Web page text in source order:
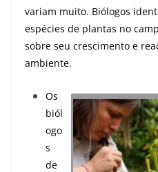
variam muito. Biólogos
espécies de plantas no
sobre seu crescimento e
ambiente.
Os
biól
ogo
s
de